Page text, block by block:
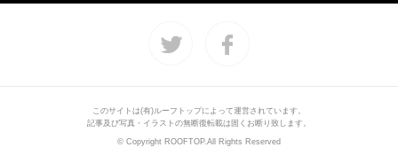
このサイトは(有)ルーフトップによって運営されています。
記事及び写真・イラストの無断復転載は固くお断り致します。
© Copyright ROOFTOP.All Rights Reserved